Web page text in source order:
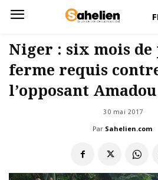
Niger : six mois de
ferme requis
l’opposant
30 mai 2017
Par Sahelien.com